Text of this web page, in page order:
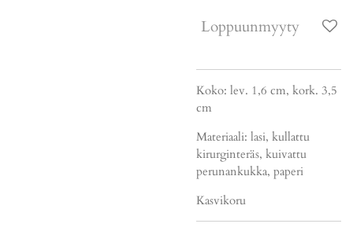
Loppuunmyyty
Koko: lev. 1,6 cm, kork. 3,5
cm
Materiaali: lasi, kullattu
kirurginteräs, kuivattu
perunankukka, paperi
Kasvikoru